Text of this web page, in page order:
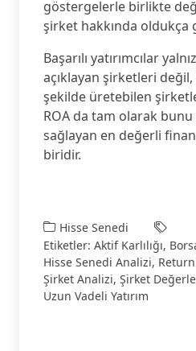
göstergelerle birlikte
şirket hakkında oldukça
Başarılı yatırımcılar
açıklayan şirketleri
şekilde üretebilen
ROA da tam olarak bunu
sağlayan en değerli
biridir.
Hisse Senedi
Etiketler: Aktif Karlılığı,
Hisse Senedi Analizi,
Şirket Analizi, Şirket
Uzun Vadeli Yatırım